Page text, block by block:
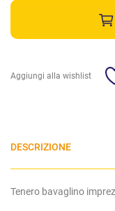
Aggiungi alla wishlist
DESCRIZIONE
Tenero bavaglino